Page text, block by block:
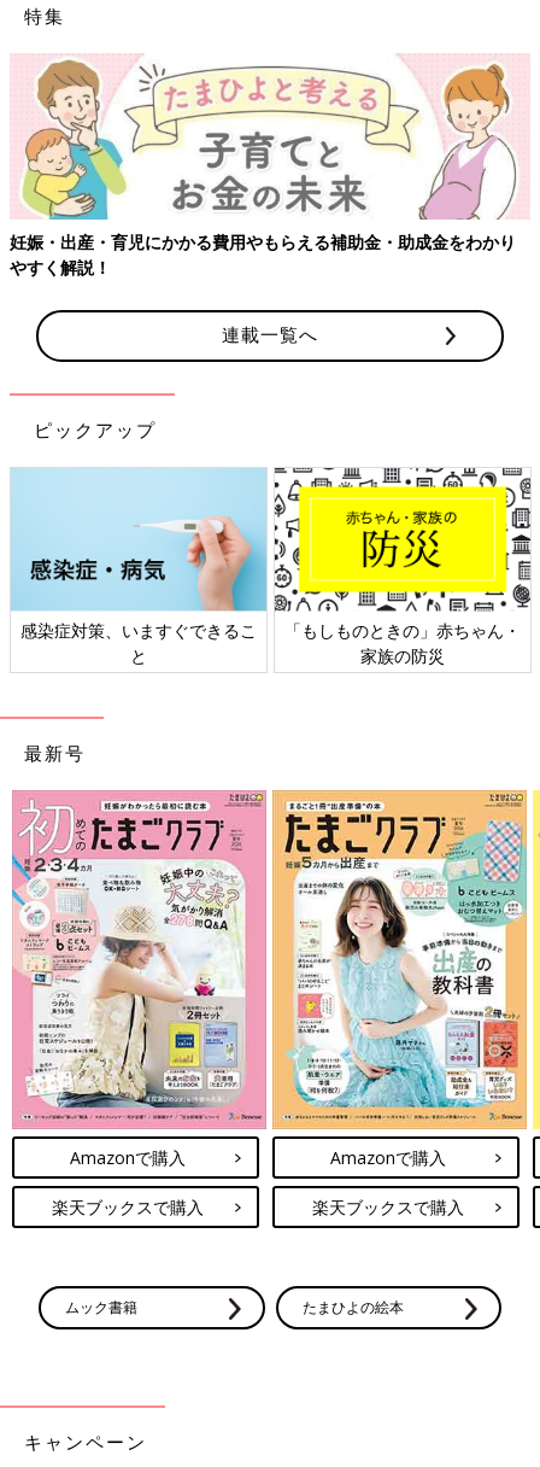
特集
妊娠・出産・育児にかかる費用やもらえる補助金・助成金をわかり
やすく解説！
連載一覧へ
ピックアップ
感染症対策、いますぐできるこ
と
「もしものときの」赤ちゃん・
家族の防災
最新号
Amazonで購入
楽天ブックスで購入
Amazonで購入
楽天ブックスで購入
ムック書籍 たまひよの絵本
キャンペーン